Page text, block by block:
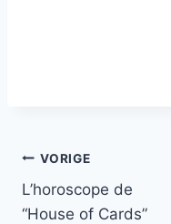
Bericht
navigatie
VORIGE
L’horoscope de
“House of Cards”